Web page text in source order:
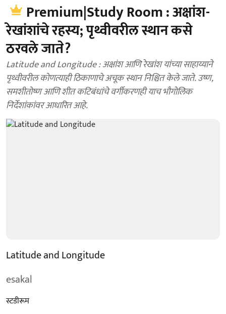
Premium|Study Room : अक्षांश-
रेखांशांचे रहस्य; पृथ्वीवरील स्थान कसे
ठरवले जाते?
Latitude and Longitude : अक्षांश आणि रेखांश यांच्या साहाय्याने
पृथ्वीवरील कोणत्याही ठिकाणाचे अचूक स्थान निश्चित केले जाते. उष्ण,
समशीतोष्ण आणि शीत कटिबंधांचे वर्गीकरणही याच भौगोलिक
निर्देशांकांवर आधारित आहे.
Latitude and Longitude
esakal
स्टडीरूम